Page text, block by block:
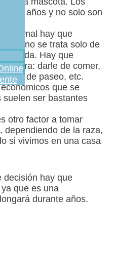
años y no solo son
animal hay que
no se trata solo de
comida. Hay que
para: darle de comer,
de paseo, etc.
que se
suelen ser bastantes
otro factor a tomar
dependiendo de la raza,
si vivimos en una casa
decisión hay que
que es una
durante años.